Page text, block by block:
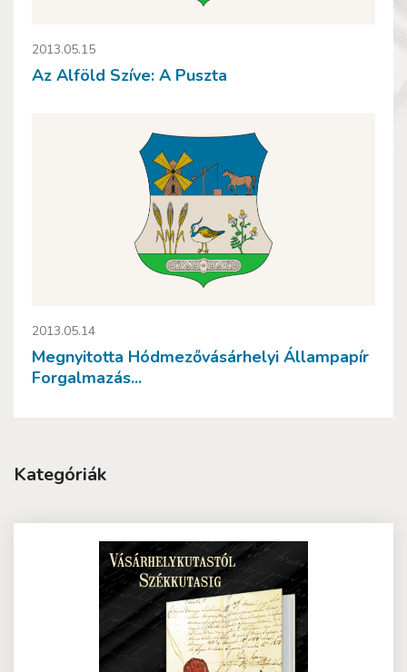
2013.05.15
Az Alföld Szíve: A Puszta
2013.05.14
Megnyitotta Hódmezővásárhelyi Állampapír
Forgalmazás...
Kategóriák